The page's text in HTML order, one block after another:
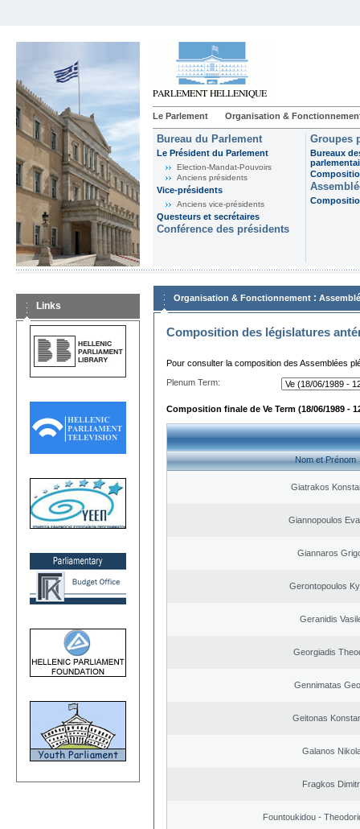
Le Parlement Organisation &
Bureau du Parlement
Le Président du Parlement
Election-Mandat-Pouvoirs
Anciens présidents
Vice-présidents
Anciens vice-présidents
Questeurs et secrétaires
Conférence des présidents
Groupes
Bureaux
Links
Organisation & Fonctionnement :
Composition des législatures
Pour consulter la composition des Assemblées
Plenum Term:
Composition finale de Ve Term (18/06/1989 -
Nom et Prénom
Giatrakos
Giannopoulos
Giannaros
Gerontopoulos
Geranidis
Georgiadis
Gennimatas
Geitonas
Galanos
Fragkos
Fountoukidou -